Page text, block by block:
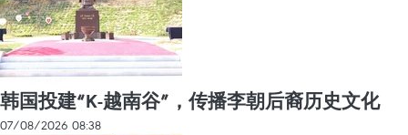
韩国投建“K-越南谷”，传播李朝后裔历史文化
07/08/2026 08:38